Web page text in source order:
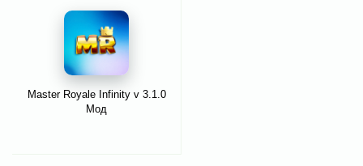
Master Royale Infinity v 3.1.0
Мод